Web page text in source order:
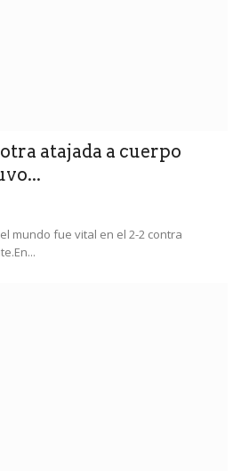
atajada a cuerpo
mundo fue vital en el 2-2 contra